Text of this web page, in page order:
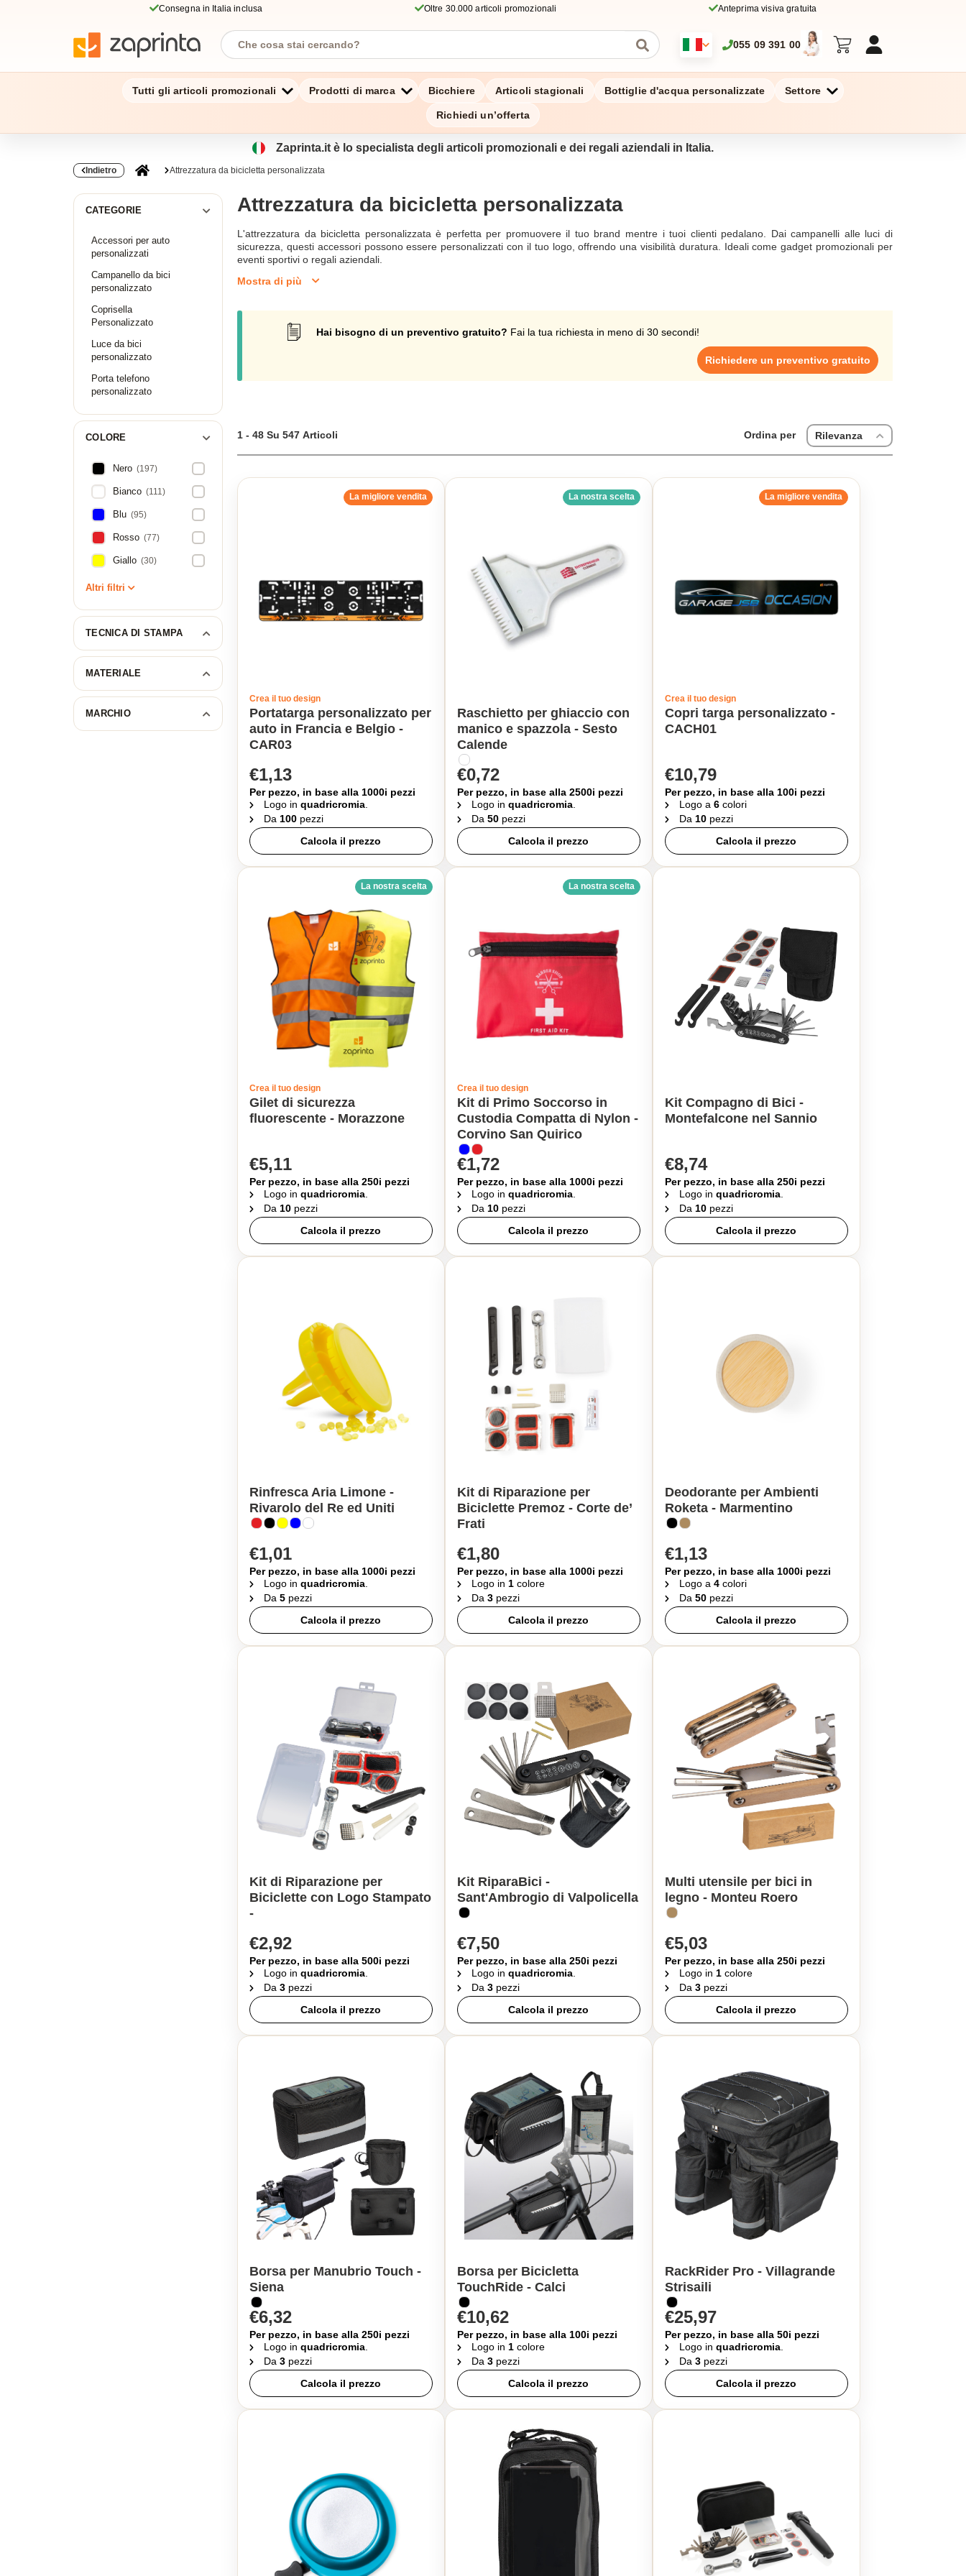
Consegna in Italia inclusa Oltre 30.000 articoli promozionali Anteprima visiva gratuita
055 09 391 00
Tutti gli articoli promozionali Prodotti di marca Bicchiere Articoli stagionali Bottiglie d'acqua personalizzate Settore
Richiedi un’offerta
Zaprinta.it è lo specialista degli articoli promozionali e dei regali aziendali in Italia.
Indietro Attrezzatura da bicicletta personalizzata
CATEGORIE
Accessori per auto
personalizzati
Campanello da bici
personalizzato
Coprisella
Personalizzato
Luce da bici
personalizzato
Porta telefono
personalizzato
COLORE
Nero (197)
Bianco (111)
Blu (95)
Rosso (77)
Giallo (30)
Altri filtri
TECNICA DI STAMPA
MATERIALE
MARCHIO
Attrezzatura da bicicletta personalizzata
L'attrezzatura da bicicletta personalizzata è perfetta per promuovere il tuo brand mentre i tuoi clienti pedalano. Dai campanelli alle luci di
sicurezza, questi accessori possono essere personalizzati con il tuo logo, offrendo una visibilità duratura. Ideali come gadget promozionali per
eventi sportivi o regali aziendali.
Mostra di più
Hai bisogno di un preventivo gratuito? Fai la tua richiesta in meno di 30 secondi!
Richiedere un preventivo gratuito
1 - 48 Su 547 Articoli Ordina per Rilevanza
La migliore vendita
Crea il tuo design
Portatarga personalizzato per
auto in Francia e Belgio -
CAR03
€1,13
Per pezzo, in base alla 1000i pezzi
Logo in quadricromia
Da 100 pezzi
Calcola il prezzo
La nostra scelta
Raschietto per ghiaccio con
manico e spazzola - Sesto
Calende
€0,72
Per pezzo, in base alla 2500i pezzi
Logo in quadricromia.
Da 50pezzi
Calcola il prezzo
La migliore vendita
Crea il tuo design
Copri targa personalizzato -
CACH01
€10,79
Per pezzo, in base alla 100i pezzi
Logo a 6colori
Da 10pezzi
Calcola il prezzo
La nostra scelta
Crea il tuo design
Gilet di sicurezza
fluorescente - Morazzone
€5,11
Per pezzo, in base alla 250i pezzi
Logo in quadricromia
Da 10 pezzi
Calcola il prezzo
La nostra scelta
Crea il tuo design
Kit di Primo Soccorso in
Custodia Compatta di Nylon -
Corvino San Quirico
€1,72
Per pezzo, in base alla 1000i pezzi
Logo in quadricromia.
Da 10pezzi
Calcola il prezzo
Kit Compagno di Bici -
Montefalcone nel Sannio
€8,74
Per pezzo, in base alla 250i pezzi
Logo in quadricromia.
Da 10pezzi
Calcola il prezzo
Rinfresca Aria Limone -
Rivarolo del Re ed Uniti
€1,01
Per pezzo, in base alla 1000i pezzi
Logo in quadricromia
Da 5 pezzi
Calcola il prezzo
Kit di Riparazione per
Biciclette Premoz - Corte de’
Frati
€1,80
Per pezzo, in base alla 1000i pezzi
Logo in 1colore
Da 3pezzi
Calcola il prezzo
Deodorante per Ambienti
Roketa - Marmentino
€1,13
Per pezzo, in base alla 1000i pezzi
Logo a 4colori
Da 50pezzi
Calcola il prezzo
Kit di Riparazione per
Biciclette con Logo Stampato
-
€2,92
Per pezzo, in base alla 500i pezzi
Logo in quadricromia
Da 3 pezzi
Calcola il prezzo
Kit RiparaBici -
Sant'Ambrogio di Valpolicella
€7,50
Per pezzo, in base alla 250i pezzi
Logo in quadricromia.
Da 3pezzi
Calcola il prezzo
Multi utensile per bici in
legno - Monteu Roero
€5,03
Per pezzo, in base alla 250i pezzi
Logo in 1colore
Da 3pezzi
Calcola il prezzo
Borsa per Manubrio Touch -
Siena
€6,32
Per pezzo, in base alla 250i pezzi
Logo in quadricromia
Da 3 pezzi
Calcola il prezzo
Borsa per Bicicletta
TouchRide - Calci
€10,62
Per pezzo, in base alla 100i pezzi
Logo in 1colore
Da 3pezzi
Calcola il prezzo
RackRider Pro - Villagrande
Strisaili
€25,97
Per pezzo, in base alla 50i pezzi
Logo in quadricromia.
Da 3pezzi
Calcola il prezzo